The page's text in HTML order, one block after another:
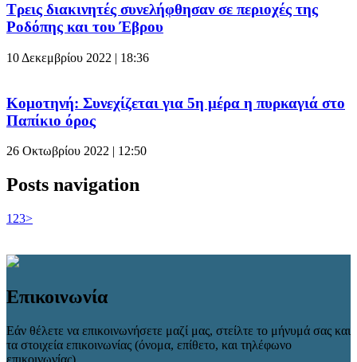
Τρεις διακινητές συνελήφθησαν σε περιοχές της
Ροδόπης και του Έβρου
10 Δεκεμβρίου 2022 | 18:36
Κομοτηνή: Συνεχίζεται για 5η μέρα η πυρκαγιά στο
Παπίκιο όρος
26 Οκτωβρίου 2022 | 12:50
Posts navigation
1 23>
Επικοινωνία
Εάν θέλετε να επικοινωνήσετε μαζί μας, στείλτε το μήνυμά σας και
τα στοιχεία επικοινωνίας (όνομα, επίθετο, και τηλέφωνο
επικοινωνίας).